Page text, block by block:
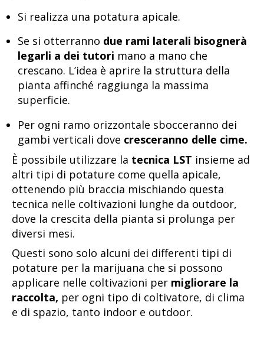
Si realizza una potatura apicale.
Se si otterranno due rami laterali bisognerà
legarli a dei tutori mano a mano che
crescano. L’idea è aprire la struttura della
pianta affinché raggiunga la massima
superficie.
Per ogni ramo orizzontale sbocceranno dei
gambi verticali dove cresceranno delle cime.
È possibile utilizzare la tecnica LST insieme ad
altri tipi di potature come quella apicale,
ottenendo più braccia mischiando questa
tecnica nelle coltivazioni lunghe da outdoor,
dove la crescita della pianta si prolunga per
diversi mesi.
Questi sono solo alcuni dei differenti tipi di
potature per la marijuana che si possono
applicare nelle coltivazioni per migliorare la
raccolta, per ogni tipo di coltivatore, di clima
e di spazio, tanto indoor e outdoor.